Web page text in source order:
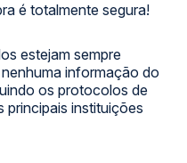
é totalmente segura!
estejam sempre
informação do
os protocolos de
principais instituições